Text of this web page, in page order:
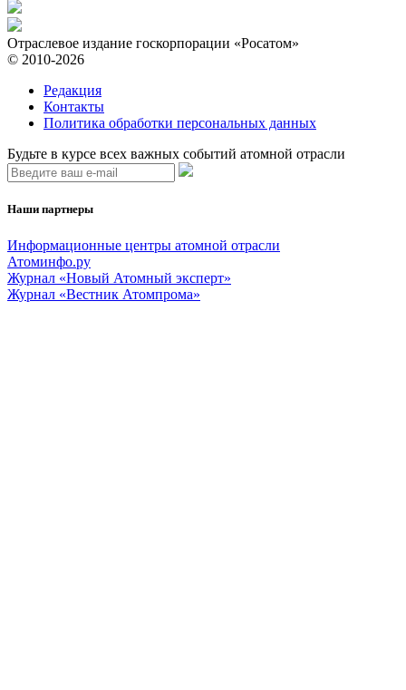
Отраслевое издание госкорпорации «Росатом»
© 2010-2026
Редакция
Контакты
Политика обработки персональных данных
Будьте в курсе всех важных событий атомной отрасли
Наши партнеры
Информационные центры атомной отрасли
Атоминфо.ру
Журнал «Новый Атомный эксперт»
Журнал «Вестник Атомпрома»